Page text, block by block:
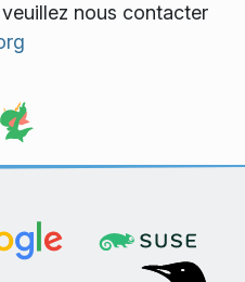
nous contacter